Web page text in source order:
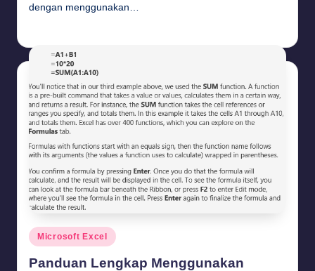
dengan menggunakan…
Posted
in
Microsoft Excel
Panduan Lengkap Menggunakan